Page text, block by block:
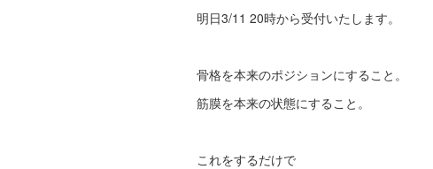
明日3/11 20時から受付いたします。
骨格を本来のポジションにすること。
筋膜を本来の状態にすること。
これをするだけで